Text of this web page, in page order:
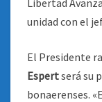
Libertad
unidad con el
El Presidente
Espertserá su
bonaerenses.